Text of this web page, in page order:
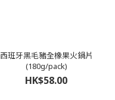
西班牙黑毛豬全橡果火鍋片
(180g/pack)
HK$58.00